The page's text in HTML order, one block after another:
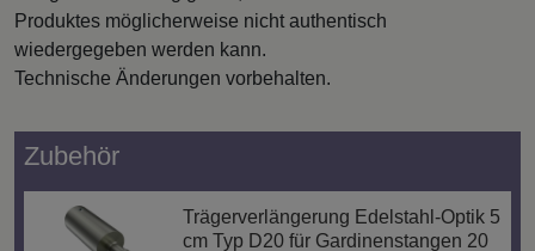
Produktes möglicherweise nicht authentisch
wiedergegeben werden kann.
Technische Änderungen vorbehalten.
Zubehör
Trägerverlängerung Edelstahl-Optik 5
cm Typ D20 für Gardinenstangen 20